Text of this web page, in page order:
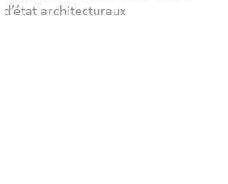
architecturaux